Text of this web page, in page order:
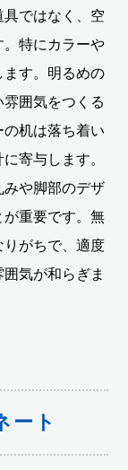
ではなく、空
。特にカラーや
ます。明るめの
囲気をつくる
机は落ち着い
寄与します。
や脚部のデザ
が重要です。無
がちで、適度
気が和らぎま
ート